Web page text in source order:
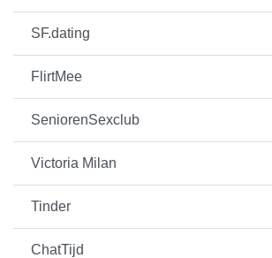
SF.dating
FlirtMee
SeniorenSexclub
Victoria Milan
Tinder
ChatTijd